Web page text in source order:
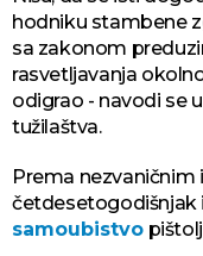
hodniku stambene
sa zakonom
rasvetljavanja
odigrao - navodi se
tužilaštva.
Prema nezvaničnim
četdesetogodišnjak
samoubistvo